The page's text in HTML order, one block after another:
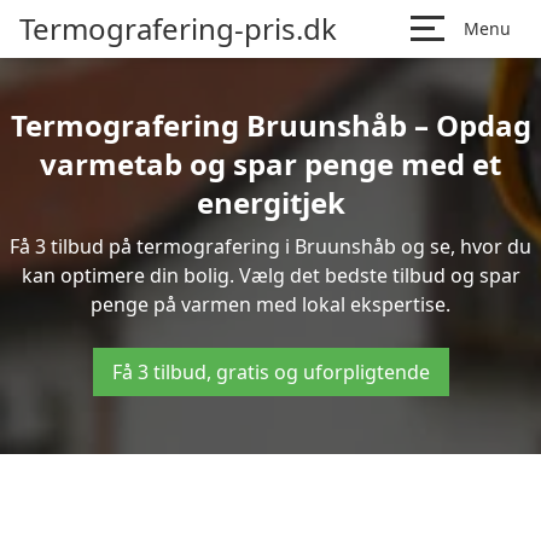
Termografering-pris.dk Menu
Termografering Bruunshåb – Opdag
varmetab og spar penge med et
energitjek
Få 3 tilbud på termografering i Bruunshåb og se, hvor du
kan optimere din bolig. Vælg det bedste tilbud og spar
penge på varmen med lokal ekspertise.
Få 3 tilbud, gratis og uforpligtende